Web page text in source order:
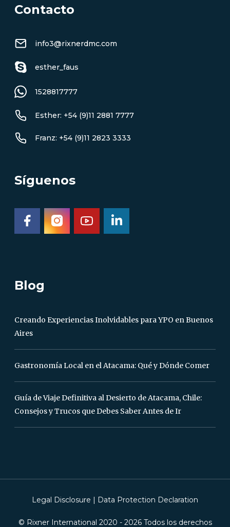
Contacto
info3@rixnerdmc.com
esther_faus
1528817777
Esther: +54 (9)11 2881 7777
Franz: +54 (9)11 2823 3333
Síguenos
Blog
Creando Experiencias Inolvidables para YPO en Buenos
Aires
Gastronomía Local en el Atacama: Qué y Dónde Comer
Guía de Viaje Definitiva al Desierto de Atacama, Chile:
Consejos y Trucos que Debes Saber Antes de Ir
© Rixner International 2020 - 2026Todos los derechos
Legal Disclosure | Data Protection Declaration